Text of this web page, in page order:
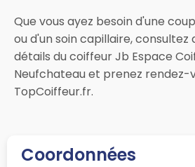
Que vous ayez besoin d'une
ou d'un soin capillaire,
détails du coiffeur Jb Espace
Neufchateau et prenez rendez-
TopCoiffeur.fr.
Coordonnées